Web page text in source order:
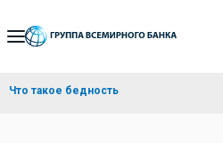
Skip
Navigation
Что такое бедность